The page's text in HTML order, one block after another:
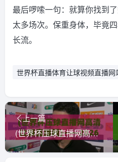
最后啰嗦一句：就算你找到
太多场次。保重身体，毕竟
长流。
世界杯直播体育让球视频直播网
上一篇
(世界杯压球直播网高清比赛直播网)——2026观赛指南：选对平台比球赛本身更重要！世界杯压球直播网高清比赛直播网